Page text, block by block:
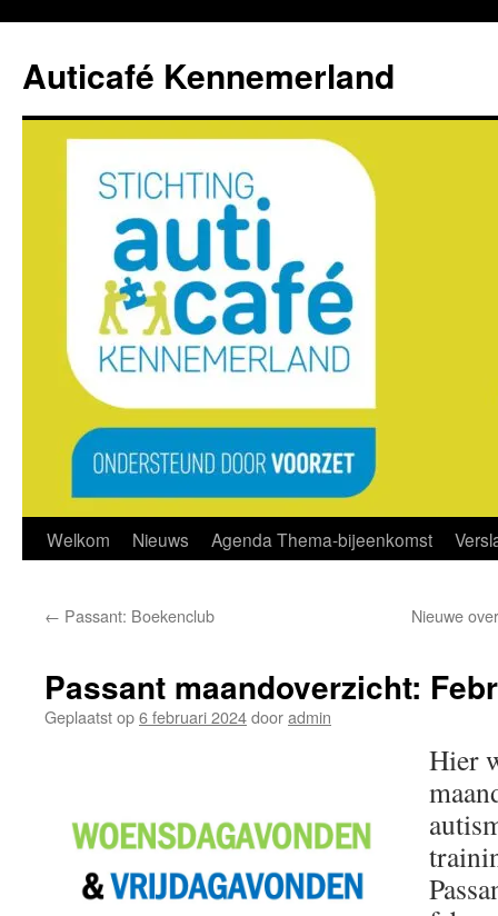
de
inhoud
Auticafé Kennemerland
Welkom Nieuws Agenda Thema-bijeenkomst
← Passant: Boekenclub Nieuwe
Passant maandoverzicht:
Geplaatst op6 februari 2024dooradmin
Hier